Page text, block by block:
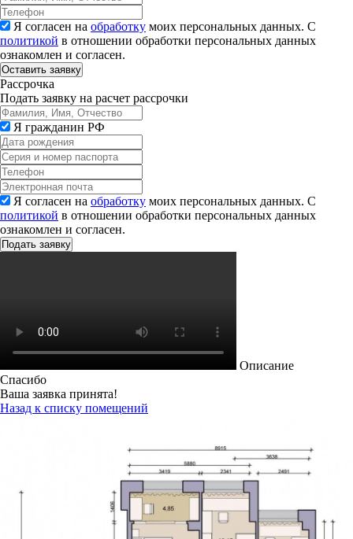
Я согласен на обработку моих персональных данных. С
политикой в отношении обработки персональных данных
ознакомлен и согласен.
Рассрочка
Подать заявку на расчет рассрочки
Я гражданин РФ
Я согласен на обработку моих персональных данных. С
политикой в отношении обработки персональных данных
ознакомлен и согласен.
Описание
Спасибо
Ваша заявка принята!
Назад к списку помещений